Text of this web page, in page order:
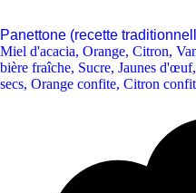
Panettone (recette
Miel d'acacia, Orange, Citron,
bière fraîche, Sucre, Jaunes d'œuf,
secs, Orange confite, Citron confit